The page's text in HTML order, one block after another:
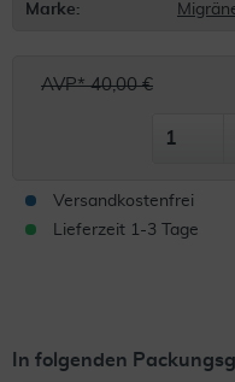
Marke:
AVP* 40,00 €
Versandkostenfrei
Lieferzeit 1-3 Tage
In folgenden